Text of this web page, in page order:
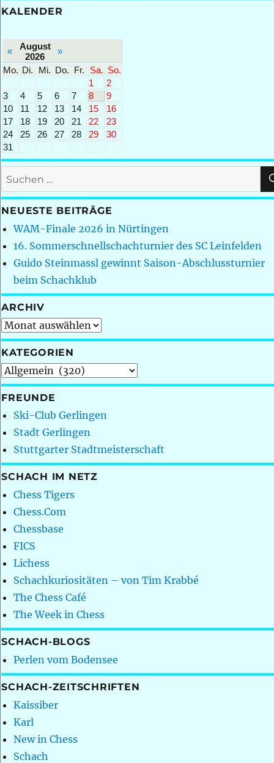
KALENDER
«
August
2026
»
Mo. Di. Mi. Do. Fr. Sa. So.
1
2
3
4 5 6 7 8
9
10
11 12 13 14 15
16
17
18 19 20 21 22
23
24
25 26 27 28 29
30
31
Suchen
nach:
NEUESTE BEITRÄGE
WAM-Finale 2026 in Nürtingen
16. Sommerschnellschachturnier des SC Leinfelden
Guido Steinmassl gewinnt Saison-Abschlussturnier
beim Schachklub
ARCHIV
Archiv
KATEGORIEN
Kategorien
FREUNDE
Ski-Club Gerlingen
Stadt Gerlingen
Stuttgarter Stadtmeisterschaft
SCHACH IM NETZ
Chess Tigers
Chess.Com
Chessbase
FICS
Lichess
Schachkuriositäten – von Tim Krabbé
The Chess Café
The Week in Chess
SCHACH-BLOGS
Perlen vom Bodensee
SCHACH-ZEITSCHRIFTEN
Kaissiber
Karl
New in Chess
Schach